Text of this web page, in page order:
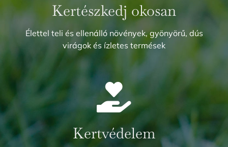
Kertészkedj okosan
Élettel teli és ellenálló növények, gyönyörű, dús
virágok és ízletes termések
Kertvédelem